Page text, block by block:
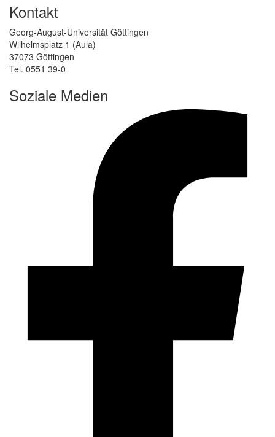
Kontakt
Georg-August-Universität Göttingen
Wilhelmsplatz 1 (Aula)
37073 Göttingen
Tel. 0551 39-0
Soziale Medien